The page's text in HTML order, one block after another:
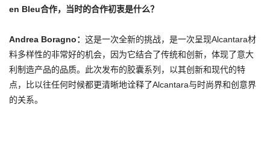
en Bleu合作，当时的合作初衷是什么？
Andrea Boragno： 这是一次全新的挑战，是一次呈现Alcantara材
料多样性的非常好的机会，因为它结合了传统和创新，体现了意大
利制造产品的品质。此次发布的胶囊系列，以其创新和现代的特
点，比以往任何时候都更清晰地诠释了Alcantara与时尚界和创意界
的关系。